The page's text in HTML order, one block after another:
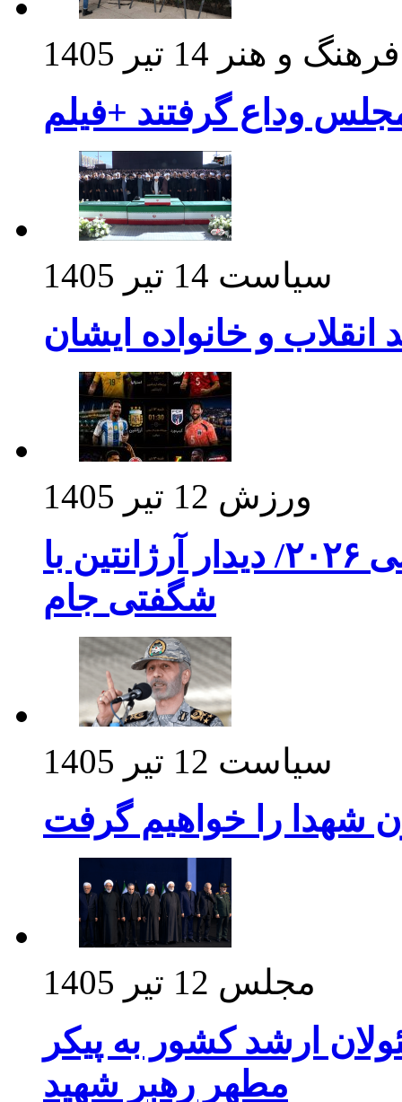
فرهنگ و هنر 14 تیر 1405
وداع گرفتند +فیلم
سیاست 14 تیر 1405
انقلاب و خانواده ایشان
ورزش 12 تیر 1405
برنامه بازی های امشب جام جهانی ۲۰۲۶/ دیدار آرژانتین با
شگفتی جام
سیاست 12 تیر 1405
شهدا را خواهیم گرفت
مجلس 12 تیر 1405
ارشد کشور به پیکر
مطهر رهبر شهید